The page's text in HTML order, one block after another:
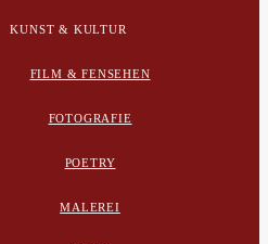
KUNST & KULTUR
FILM & FENSEHEN
FOTOGRAFIE
POETRY
MALEREI